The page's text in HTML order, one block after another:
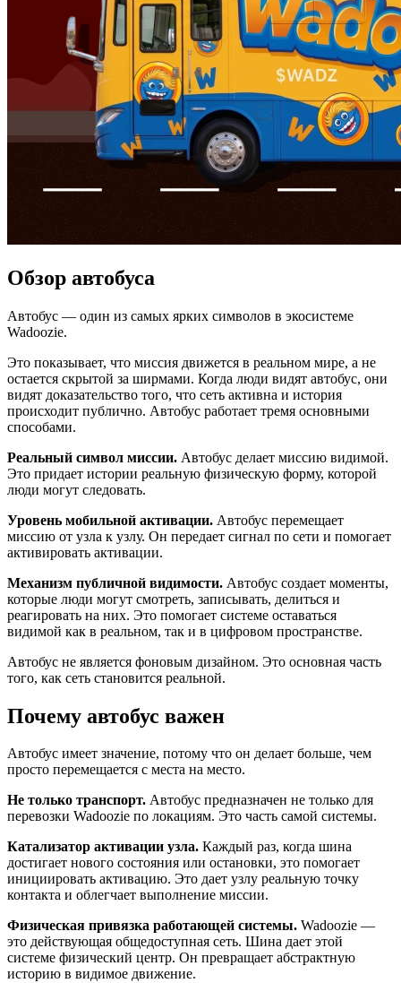
Обзор автобуса
Автобус — один из самых ярких символов в экосистеме
Wadoozie.
Это показывает, что миссия движется в реальном мире, а не
остается скрытой за ширмами. Когда люди видят автобус, они
видят доказательство того, что сеть активна и история
происходит публично. Автобус работает тремя основными
способами.
Реальный символ миссии. Автобус делает миссию видимой.
Это придает истории реальную физическую форму, которой
люди могут следовать.
Уровень мобильной активации. Автобус перемещает
миссию от узла к узлу. Он передает сигнал по сети и помогает
активировать активации.
Механизм публичной видимости. Автобус создает моменты,
которые люди могут смотреть, записывать, делиться и
реагировать на них. Это помогает системе оставаться
видимой как в реальном, так и в цифровом пространстве.
Автобус не является фоновым дизайном. Это основная часть
того, как сеть становится реальной.
Почему автобус важен
Автобус имеет значение, потому что он делает больше, чем
просто перемещается с места на место.
Не только транспорт. Автобус предназначен не только для
перевозки Wadoozie по локациям. Это часть самой системы.
Катализатор активации узла. Каждый раз, когда шина
достигает нового состояния или остановки, это помогает
инициировать активацию. Это дает узлу реальную точку
контакта и облегчает выполнение миссии.
Физическая привязка работающей системы. Wadoozie —
это действующая общедоступная сеть. Шина дает этой
системе физический центр. Он превращает абстрактную
историю в видимое движение.